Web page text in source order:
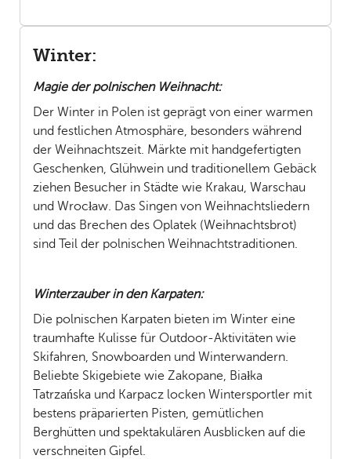
Winter:
Magie der polnischen Weihnacht:
Der Winter in Polen ist geprägt von einer warmen
und festlichen Atmosphäre, besonders während
der Weihnachtszeit. Märkte mit handgefertigten
Geschenken, Glühwein und traditionellem Gebäck
ziehen Besucher in Städte wie Krakau, Warschau
und Wrocław. Das Singen von Weihnachtsliedern
und das Brechen des Oplatek (Weihnachtsbrot)
sind Teil der polnischen Weihnachtstraditionen.
Winterzauber in den Karpaten:
Die polnischen Karpaten bieten im Winter eine
traumhafte Kulisse für Outdoor-Aktivitäten wie
Skifahren, Snowboarden und Winterwandern.
Beliebte Skigebiete wie Zakopane, Białka
Tatrzańska und Karpacz locken Wintersportler mit
bestens präparierten Pisten, gemütlichen
Berghütten und spektakulären Ausblicken auf die
verschneiten Gipfel.